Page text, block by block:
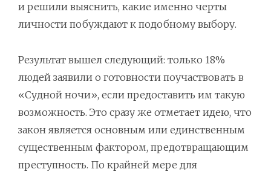
и решили выяснить, какие именно черты
личности побуждают к подобному выбору.
Результат вышел следующий: только 18%
людей заявили о готовности поучаствовать в
«Судной ночи», если предоставить им такую
возможность. Это сразу же отметает идею, что
закон является основным или единственным
существенным фактором, предотвращающим
преступность. По крайней мере для